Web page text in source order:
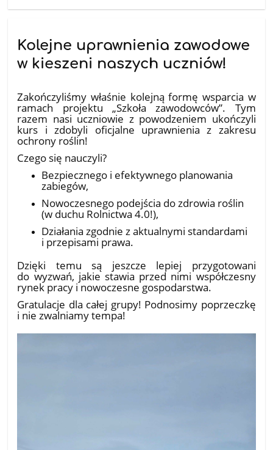
Kolejne uprawnienia zawodowe
w kieszeni naszych uczniów!
Zakończyliśmy właśnie kolejną formę wsparcia w
ramach projektu „Szkoła zawodowców”. Tym
razem nasi uczniowie z powodzeniem ukończyli
kurs i zdobyli oficjalne uprawnienia z zakresu
ochrony roślin!
​Czego się nauczyli?
Bezpiecznego i efektywnego planowania
zabiegów,
Nowoczesnego podejścia do zdrowia roślin
(w duchu Rolnictwa 4.0!),
Działania zgodnie z aktualnymi standardami
i przepisami prawa.
​Dzięki temu są jeszcze lepiej przygotowani
do wyzwań, jakie stawia przed nimi współczesny
rynek pracy i nowoczesne gospodarstwa.
​Gratulacje dla całej grupy! Podnosimy poprzeczkę
i nie zwalniamy tempa!